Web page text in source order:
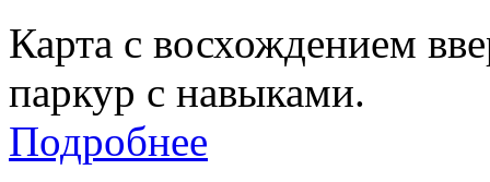
Карта с восхождением
паркур с навыками.
Подробнее